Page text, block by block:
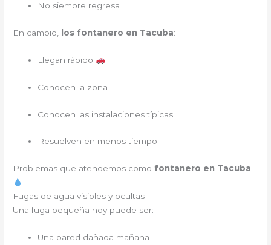
No siempre regresa
En cambio, los fontanero en Tacuba:
Llegan rápido
Conocen la zona
Conocen las instalaciones típicas
Resuelven en menos tiempo
Problemas que atendemos como fontanero en Tacuba
Fugas de agua visibles y ocultas
Una fuga pequeña hoy puede ser:
Una pared dañada mañana